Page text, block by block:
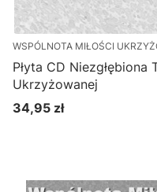
WSPÓLNOTA MIŁOŚCI
Płyta CD Niezgłębiona
Ukrzyżowanej
Cena
34,95 zł